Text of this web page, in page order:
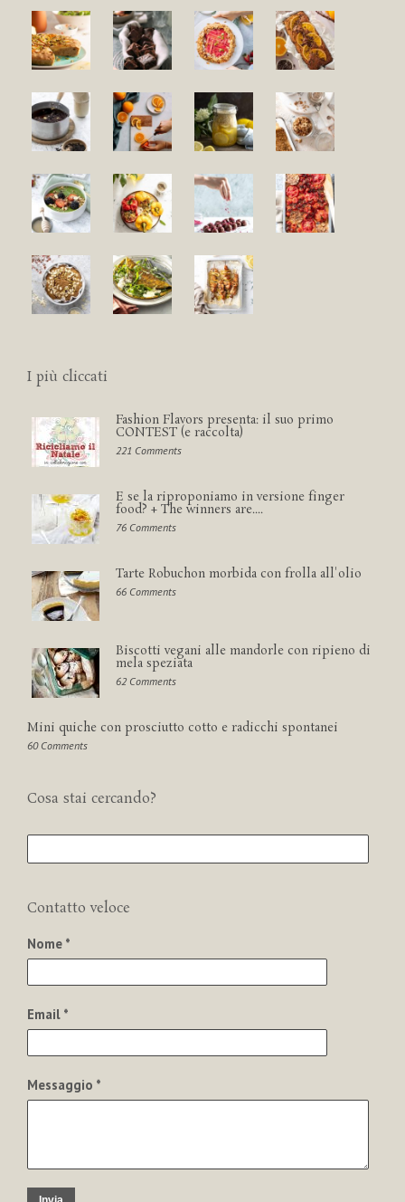
I più cliccati
Fashion Flavors presenta: il suo primo
CONTEST (e raccolta)
221 Comments
E se la riproponiamo in versione finger
food? + The winners are....
76 Comments
Tarte Robuchon morbida con frolla all'olio
66 Comments
Biscotti vegani alle mandorle con ripieno di
mela speziata
62 Comments
Mini quiche con prosciutto cotto e radicchi spontanei
60 Comments
Cosa stai cercando?
Contatto veloce
Nome *
Email *
Messaggio *